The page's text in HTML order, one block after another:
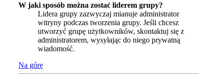
W jaki sposób można zostać liderem grupy?
Lidera grupy zazwyczaj mianuje administrator
witryny podczas tworzenia grupy. Jeśli chcesz
utworzyć grupę użytkowników, skontaktuj się z
administratorem, wysyłając do niego prywatną
wiadomość.
Na górę